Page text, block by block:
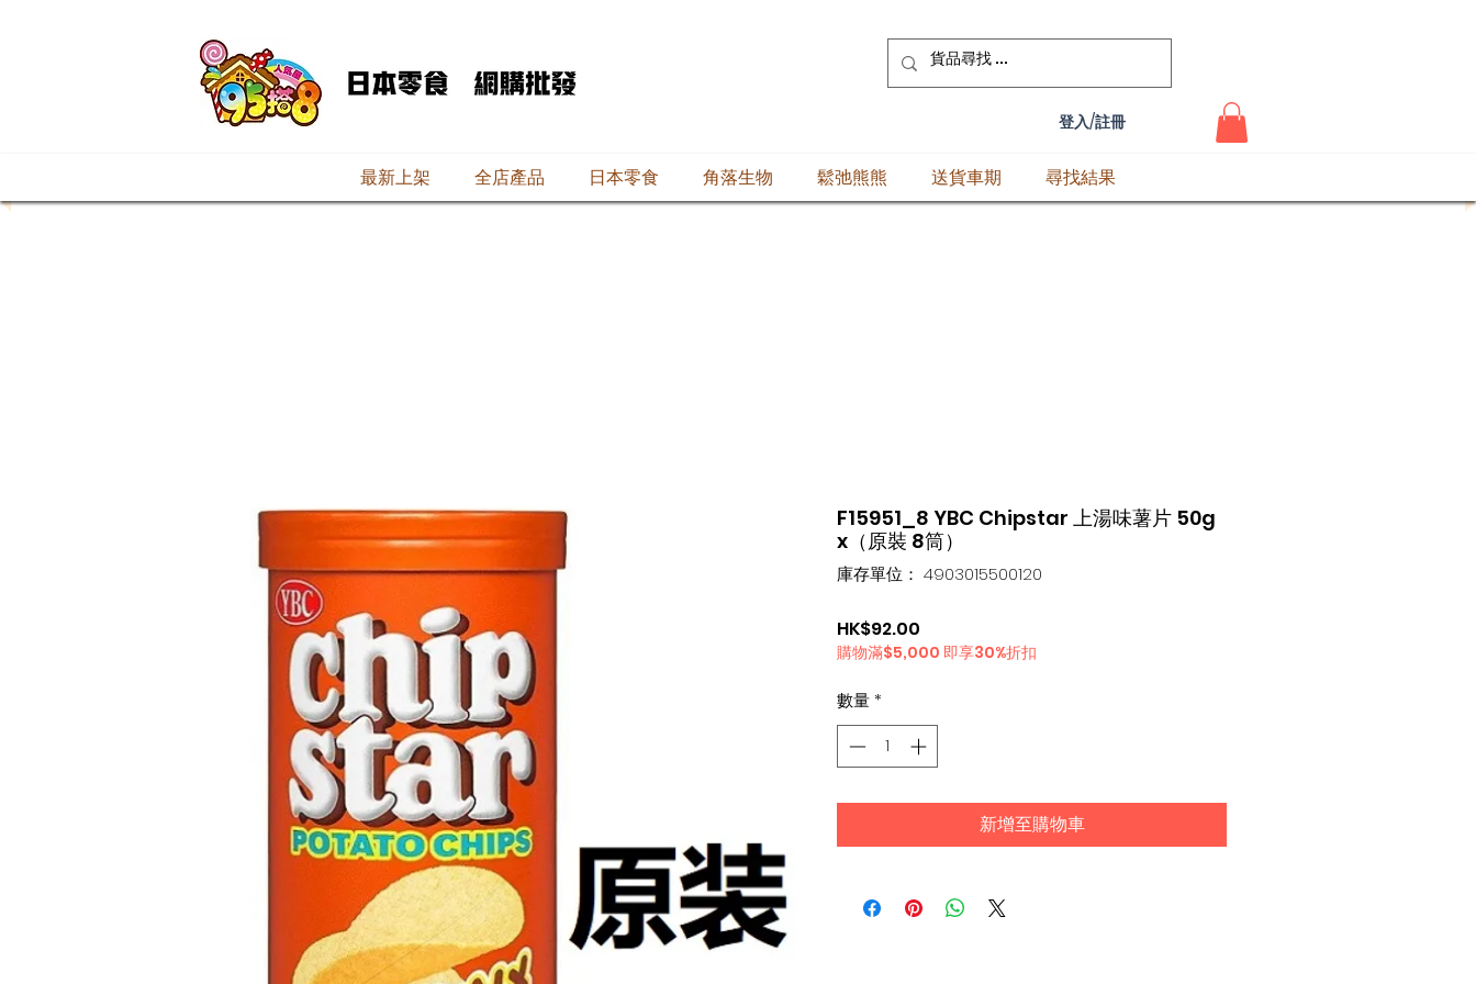
登入/註冊
最新上架 全店產品 日本零食 角落生物 鬆弛熊熊 送貨車期 尋找結果
F15951_8 YBC Chipstar 上湯味薯片 50g
x（原裝 8筒）
庫存單位： 4903015500120
HK$92.00
格
購物滿$5,000 即享30%折扣
數量*
新增至購物車